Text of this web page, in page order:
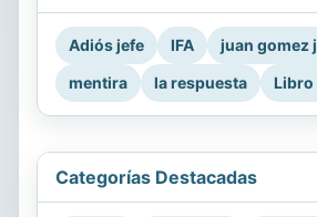
Adiós jefe IFA
juan gomez
mentira
la respuesta Libro
Categorías Destacadas